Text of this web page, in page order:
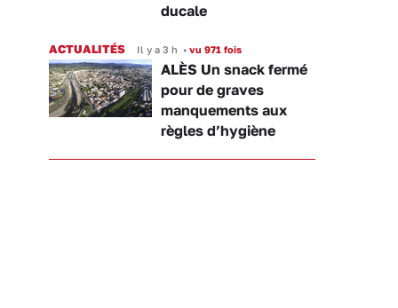
ducale
ACTUALITÉS Il y a 3 h • vu 971 fois
ALÈS Un snack fermé
pour de graves
manquements aux
règles d’hygiène